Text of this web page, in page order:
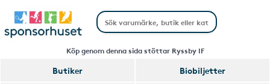
Köp genom denna sida stöttar Ryssby IF
Butiker
Biobiljetter